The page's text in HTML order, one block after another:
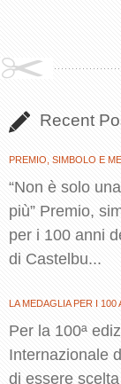
Recent
PREMIO, SIMBOLO E
“Non è solo
più” Premio,
per i 100 anni
di Castelbu...
LA MEDAGLIA PER I
Per la 100ª
Internazionale
di essere